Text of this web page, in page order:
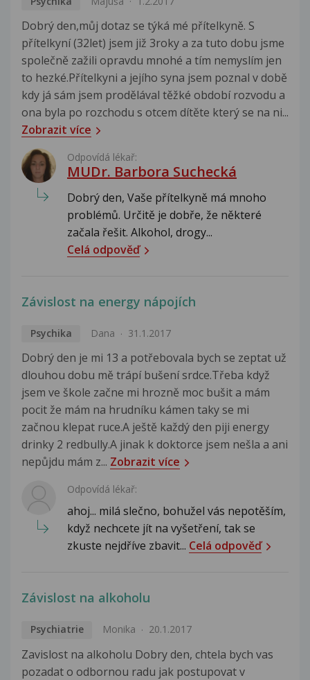
Dobrý den,můj dotaz se týká mé přítelkyně. S
přítelkyní (32let) jsem již 3roky a za tuto dobu jsme
společně zažili opravdu mnohé a tím nemyslím jen
to hezké.Přítelkyni a jejího syna jsem poznal v době
kdy já sám jsem prodělával těžké období rozvodu a
ona byla po rozchodu s otcem dítěte který se na ni...
Zobrazit více
Odpovídá lékař:
MUDr. Barbora Suchecká
Dobrý den, Vaše přítelkyně má mnoho
problémů. Určitě je dobře, že některé
začala řešit. Alkohol, drogy...
Celá odpověď
Závislost na energy nápojích
Psychika Dana 31.1.2017
Dobrý den je mi 13 a potřebovala bych se zeptat už
dlouhou dobu mě trápí bušení srdce.Třeba když
jsem ve škole začne mi hrozně moc bušit a mám
pocit že mám na hrudníku kámen taky se mi
začnou klepat ruce.A ještě každý den piji energy
drinky 2 redbully.A jinak k doktorce jsem nešla a ani
nepůjdu mám z... Zobrazit více
Odpovídá lékař:
ahoj... milá slečno, bohužel vás nepotěším,
když nechcete jít na vyšetření, tak se
zkuste nejdříve zbavit... Celá odpověď
Závislost na alkoholu
Psychiatrie Monika 20.1.2017
Zavislost na alkoholu Dobry den, chtela bych vas
pozadat o odbornou radu jak postupovat v